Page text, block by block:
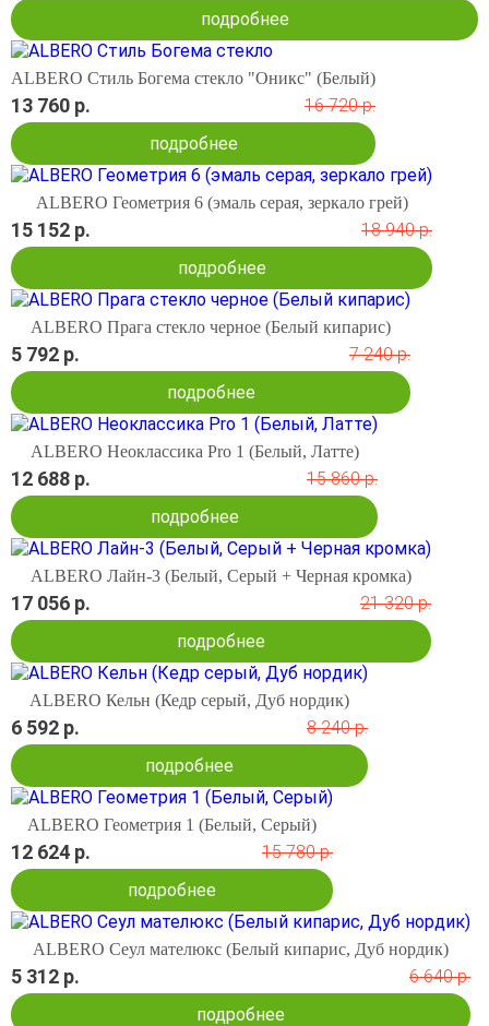
подробнее
ALBERO Стиль Богема стекло "Оникс" (Белый)
13 760 р.
16 720 р.
подробнее
ALBERO Геометрия 6 (эмаль серая, зеркало грей)
15 152 р.
18 940 р.
подробнее
ALBERO Прага стекло черное (Белый кипарис)
5 792 р.
7 240 р.
подробнее
ALBERO Неоклассика Pro 1 (Белый, Латте)
12 688 р.
15 860 р.
подробнее
ALBERO Лайн-3 (Белый, Серый + Черная кромка)
17 056 р.
21 320 р.
подробнее
ALBERO Кельн (Кедр серый, Дуб нордик)
6 592 р.
8 240 р.
подробнее
ALBERO Геометрия 1 (Белый, Серый)
12 624 р.
15 780 р.
подробнее
ALBERO Сеул мателюкс (Белый кипарис, Дуб нордик)
5 312 р.
6 640 р.
подробнее